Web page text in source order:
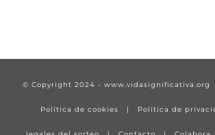
© Copyright 2024 - www.vidasignificativa.org
Política de cookies | Política de